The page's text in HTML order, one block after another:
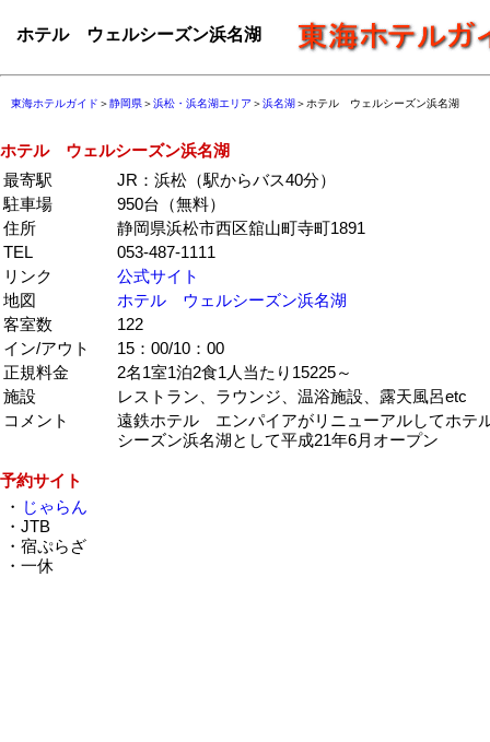
ホテル ウェルシーズン浜名湖
東海ホテルガイド ＞静岡県＞浜松・浜名湖エリア ＞浜名湖＞ホテル ウェルシーズン浜名湖
ホテル ウェルシーズン浜名湖
最寄駅
JR：浜松（駅からバス40分）
駐車場
950台（無料）
住所
静岡県浜松市西区舘山町寺町1891
TEL
053-487-1111
リンク
公式サイト
地図
ホテル ウェルシーズン浜名湖
客室数
122
イン/アウト
15：00/10：00
正規料金
2名1室1泊2食1人当たり15225～
施設
レストラン、ラウンジ、温浴施設、露天風呂etc
コメント
遠鉄ホテル エンパイアがリニューアルしてホ
シーズン浜名湖として平成21年6月オープン
予約サイト
・ じゃらん
・JTB
・宿ぷらざ
・一休